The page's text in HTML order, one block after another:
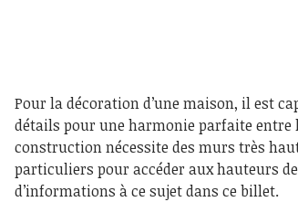
Pour la décoration d’une maison, il est
détails pour une harmonie parfaite
construction nécessite des murs très
particuliers pour accéder aux hauteurs
d’informations à ce sujet dans ce billet.